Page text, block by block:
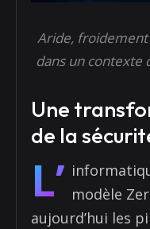
Aride, froidement
dans un contexte
Une
de la
L’ modèle
aujourd’hui les